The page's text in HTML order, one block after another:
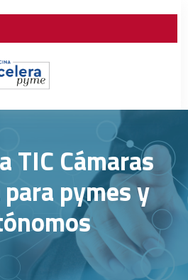
TIC Cámaras
pymes y